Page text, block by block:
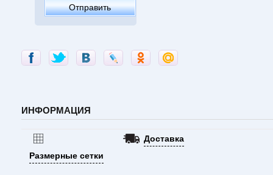
ИНФОРМАЦИЯ
Размерные сетки
Доставка